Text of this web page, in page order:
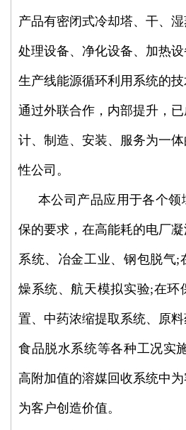
产品有密闭式冷却塔、干、
处理设备、净化设备、加热
生产线能源循环利用系统的
通过外联合作，内部提升，
计、制造、安装、服务为一
性公司。
本公司产品应用于各个领
保的要求，在高能耗的电厂
系统、冶金工业、钢包脱气;
燥系统、航天模拟实验;在环
置、中药浓缩提取系统、原料
食品脱水系统等各种工况实
高附加值的溶媒回收系统中为
为客户创造价值。